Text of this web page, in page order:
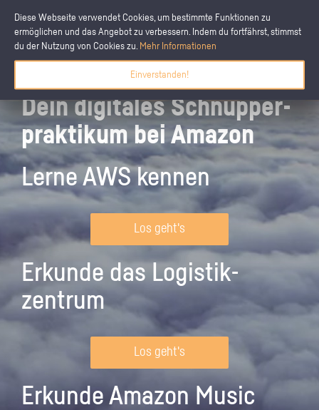
Diese Webseite verwendet Cookies, um bestimmte Funktionen zu
ermöglichen und das Angebot zu verbessern. Indem du fortfährst, stimmst
du der Nutzung von Cookies zu. Mehr Informationen
Einverstanden!
Dein digitales Schnupper­
praktikum bei Amazon
Lerne AWS kennen
Los geht's
Erkunde das Logistik­
zentrum
Los geht's
Erkunde Amazon Music